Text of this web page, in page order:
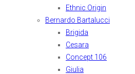
Ethnic Origin
Bernardo Bartalucci
Brigida
Cesara
Concept 106
Giulia